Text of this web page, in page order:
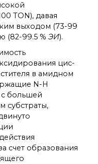
TON), давая
выходом (73-99
(82-99.5 % ЭИ).
цис-
в амидном
N-H
большей
субстраты,
счет образования